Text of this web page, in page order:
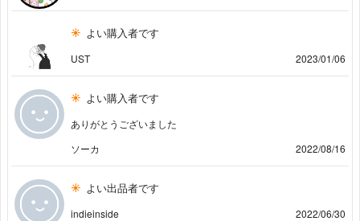
よい購入者です
UST 2023/01/06
よい購入者です
ありがとうございました
ソーカ
2022/08/16
よい出品者です
indieinside 2022/06/30